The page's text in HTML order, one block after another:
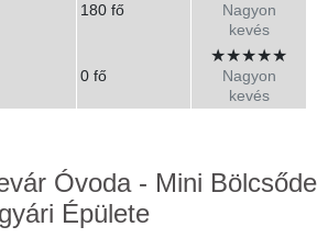
180 fő
Nagyon
kevés
0 fő
★
★
★
★
★
Nagyon
kevés
Óvoda - Mini Bölcsőde
Épülete